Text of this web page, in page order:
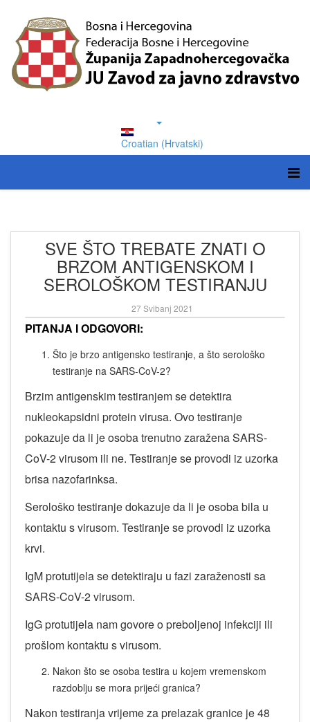
Croatian (Hrvatski)
SVE ŠTO TREBATE ZNATI O
BRZOM ANTIGENSKOM I
SEROLOŠKOM TESTIRANJU
27 Svibanj 2021
PITANJA I ODGOVORI:
Što je brzo antigensko testiranje, a što serološko
testiranje na SARS-CoV-2?
Brzim antigenskim testiranjem se detektira
nukleokapsidni protein virusa. Ovo testiranje
pokazuje da li je osoba trenutno zaražena SARS-
CoV-2 virusom ili ne. Testiranje se provodi iz uzorka
brisa nazofarinksa.
Serološko testiranje dokazuje da li je osoba bila u
kontaktu s virusom. Testiranje se provodi iz uzorka
krvi.
IgM protutijela se detektiraju u fazi zaraženosti sa
SARS-CoV-2 virusom.
IgG protutijela nam govore o preboljenoj infekciji ili
prošlom kontaktu s virusom.
Nakon što se osoba testira u kojem vremenskom
razdoblju se mora prijeći granica?
Nakon testiranja vrijeme za prelazak granice je 48